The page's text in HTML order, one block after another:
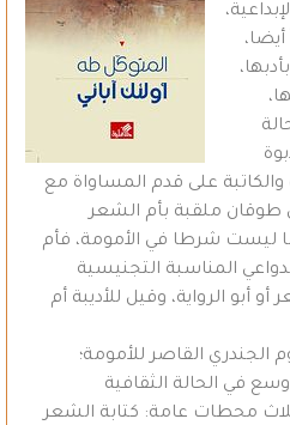
والكاتبة على قدم المساواة مع
طوقان ملقبة بأم الشعر
ليست شرطا في الأمومة، فأم
المناسبة التجنيسية
أو أبو الرواية، وقيل للأديبة أم
القاصر للأمومة؛
في الحالة الثقافية
محطات عامة: كتابة الشعر